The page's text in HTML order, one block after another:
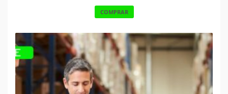
COMPRAR